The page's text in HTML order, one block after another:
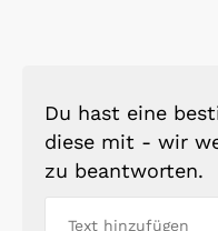
Du hast eine
diese mit - wir
zu beantworten.